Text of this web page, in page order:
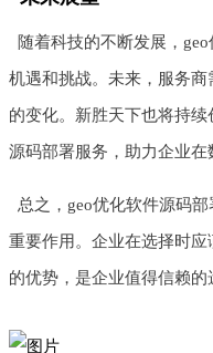
随着科技的不断发展，
机遇和挑战。未来，服务
的变化。新胜天下也将持
源码部署服务，助力企业在
总之，geo优化软件源码
重要作用。企业在选择时
的优势，是企业值得信赖的